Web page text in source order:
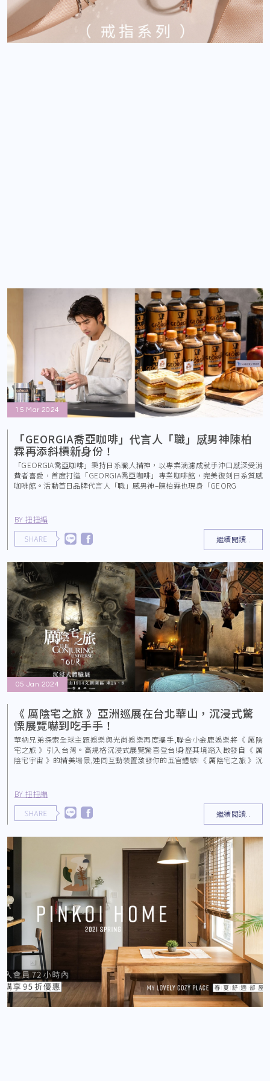
15 Mar 2024
BY 扭扭編
「GEORGIA喬亞咖啡」代言人「職」感男神陳柏
霖再添斜槓新身份！
「GEORGIA喬亞咖啡」秉持日系職人精神，以專業滴濾成就手沖口感深受消
費者喜愛，首度打造「GEORGIA喬亞咖啡」專業咖啡館，完美復刻日系質感
咖啡館。活動首日品牌代言人「職」感男神–陳柏霖也現身「GEORG
繼續閱讀..
05 Jan 2024
BY 扭扭編
《 厲陰宅之旅 》亞洲巡展在台北華山，沉浸式驚
慄展覽嚇到吃手手！
華納兄弟探索全球主題娛樂與光尚娛樂再度攜手,聯合小金鹿娛樂將《 厲陰
宅之旅 》引入台灣。高規格沉浸式展覽驚喜登台!身歷其境踏入啟發自《 厲
陰宅宇宙 》的精美場景,連同互動裝置激發你的五官體驗!《 厲陰宅之旅 》沉
繼續閱讀..